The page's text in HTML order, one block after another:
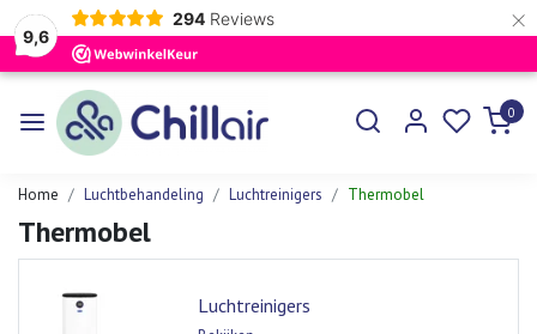
9,6
294 Reviews ×
0
Home Luchtbehandeling Luchtreinigers Thermobel
Thermobel
Luchtreinigers